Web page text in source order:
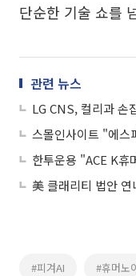
단순한 기술 쇼를
관련 뉴스
#피겨AI #휴머노